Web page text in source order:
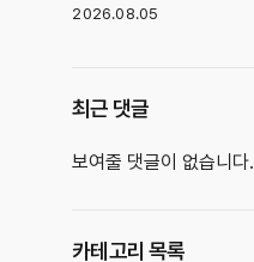
2026.08.05
최근 댓글
보여줄 댓글이 없습니다.
카테고리 목록